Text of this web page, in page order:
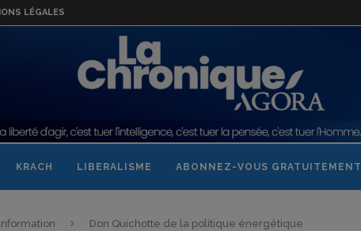
LÉGALES
KRACH LIBERALISME ABONNEZ-VOUS GRATUITEMENT
Don Quichotte de la politique énergétique